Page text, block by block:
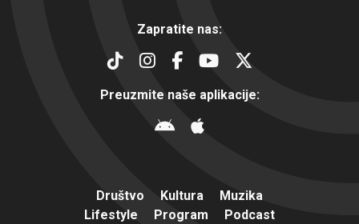
Zapratite nas:
Preuzmite naše aplikacije:
Društvo Kultura
Muzika
Lifestyle
Program
Podcast